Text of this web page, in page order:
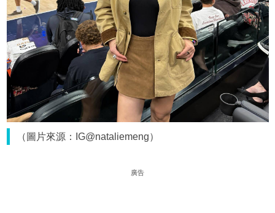
（圖片來源：IG@nataliemeng）
廣告